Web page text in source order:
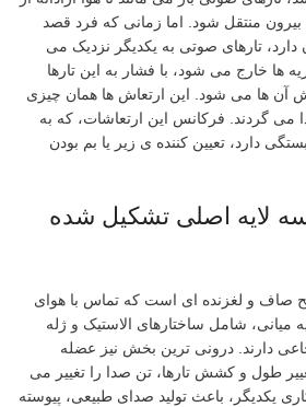
بیرون منتقل شود. اما زمانی که فرد قصد
تارهای صوتی به یکدیگر نزدیک می
ها خارج می شود، با فشار به این تارها
آن ها می شود. این ارتعاش ها همان چیزی
می گردند. فرکانس این ارتعاشات، که به
دارد، تعیین کننده ی زیر یا بم بودن
لایه اصلی تشکیل شده
سطح صاف و لغزنده ای است که تماس با هوای
میانی، شامل ساختارهای الاستیک و ژله
دارند. درونی ترین بخش نیز عضله
طول و کشش تارها، تن صدا را تغییر می
یکدیگر، باعث تولید صدای طبیعی، پیوسته